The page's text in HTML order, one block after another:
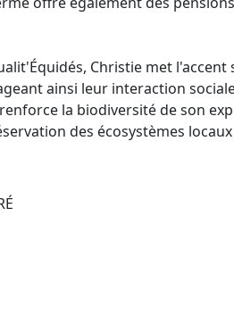
Christie met
ainsi leur interaction
la biodiversité de son
des écosystèmes